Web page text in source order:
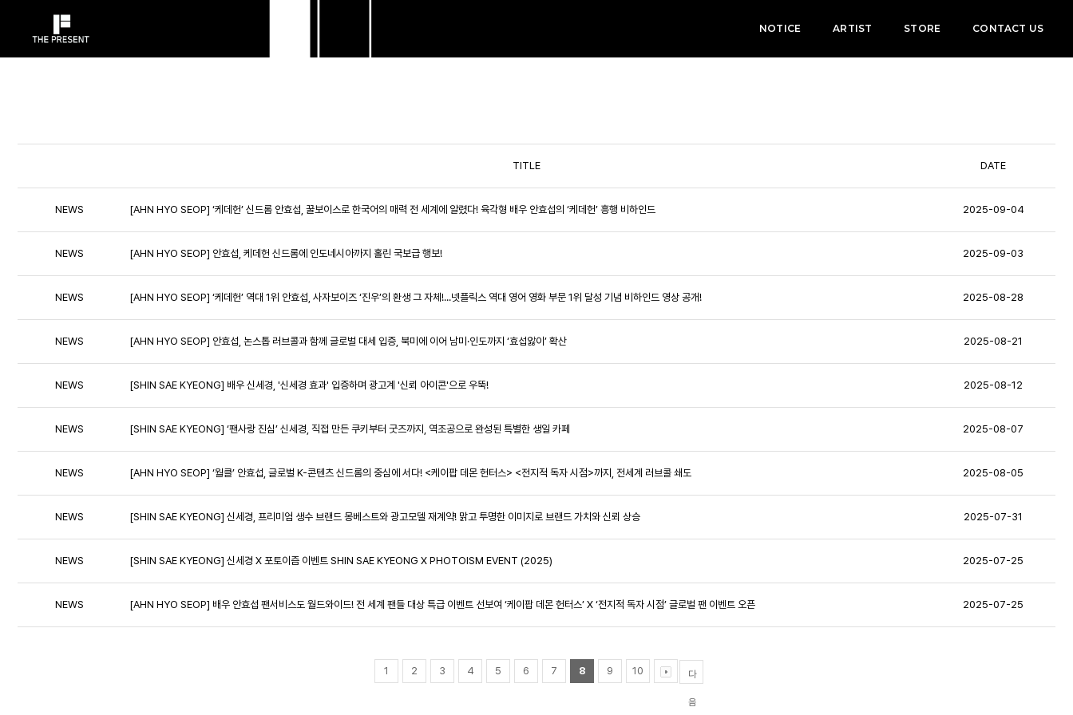
NOTICE ARTIST STORE CONTACT US
TITLE DATE
NEWS [AHN HYO SEOP] ‘케데헌’ 신드롬 안효섭, 꿀보이스로 한국어의 매력 전 세계에 알렸다! 육각형 배우 안효섭의 ‘케데헌’ 흥행 비하인드 2025-09-04
NEWS [AHN HYO SEOP] 안효섭, 케데헌 신드롬에 인도네시아까지 홀린 국보급 행보! 2025-09-03
NEWS [AHN HYO SEOP] ‘케데헌’ 역대 1위 안효섭, 사자보이즈 ‘진우’의 환생 그 자체!...넷플릭스 역대 영어 영화 부문 1위 달성 기념 비하인드 영상 공개! 2025-08-28
NEWS [AHN HYO SEOP] 안효섭, 논스톱 러브콜과 함께 글로벌 대세 입증, 북미에 이어 남미·인도까지 ‘효섭앓이’ 확산 2025-08-21
NEWS [SHIN SAE KYEONG] 배우 신세경, '신세경 효과' 입증하며 광고계 '신뢰 아이콘'으로 우뚝! 2025-08-12
NEWS [SHIN SAE KYEONG] ‘팬사랑 진심’ 신세경, 직접 만든 쿠키부터 굿즈까지, 역조공으로 완성된 특별한 생일 카페 2025-08-07
NEWS [AHN HYO SEOP] ‘월클’ 안효섭, 글로벌 K-콘텐츠 신드롬의 중심에 서다! <케이팝 데몬 헌터스> <전지적 독자 시점>까지, 전세계 러브콜 쇄도 2025-08-05
NEWS [SHIN SAE KYEONG] 신세경, 프리미엄 생수 브랜드 몽베스트와 광고모델 재계약! 맑고 투명한 이미지로 브랜드 가치와 신뢰 상승 2025-07-31
NEWS [SHIN SAE KYEONG] 신세경 X 포토이즘 이벤트 SHIN SAE KYEONG X PHOTOISM EVENT (2025) 2025-07-25
NEWS [AHN HYO SEOP] 배우 안효섭 팬서비스도 월드와이드! 전 세계 팬들 대상 특급 이벤트 선보여 ‘케이팝 데몬 헌터스’ X ‘전지적 독자 시점’ 글로벌 팬 이벤트 오픈 2025-07-25
1 2 3 4 5 6 7 8 9 10 다
음